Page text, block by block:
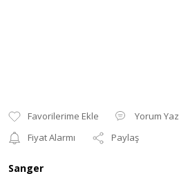
Yorum Yaz
Fiyat Alarmı
Paylaş
Sanger